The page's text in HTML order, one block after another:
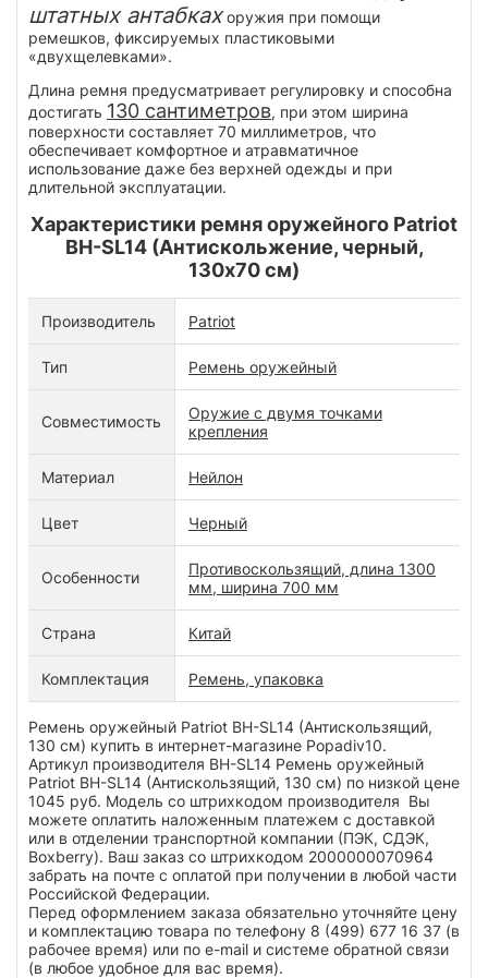
штатных антабкахоружия при помощи
ремешков, фиксируемых пластиковыми
«двухщелевками».
Длина ремня предусматривает регулировку и способна
достигать 130 сантиметров, при этом ширина
поверхности составляет 70 миллиметров, что
обеспечивает комфортное и атравматичное
использование даже без верхней одежды и при
длительной эксплуатации.
Характеристики ремня оружейного Patriot
BH-SL14 (Антискольжение, черный,
130х70 см)
Производитель Patriot
Тип Ремень оружейный
Совместимость
Оружие с двумя точками
крепления
Материал Нейлон
Цвет Черный
Особенности
Противоскользящий, длина 1300
мм, ширина 700 мм
Страна Китай
Комплектация Ремень, упаковка
Ремень оружейный Patriot BH-SL14 (Антискользящий,
130 см) купить в интернет-магазине Popadiv10.
Артикул производителя BH-SL14 Ремень оружейный
Patriot BH-SL14 (Антискользящий, 130 см) по низкой цене
1045 руб. Модель со штрихкодом производителя Вы
можете оплатить наложенным платежем с доставкой
или в отделении транспортной компании (ПЭК, СДЭК,
Boxberry). Ваш заказ со штрихкодом 2000000070964
забрать на почте с оплатой при получении в любой части
Российской Федерации.
Перед оформлением заказа обязательно уточняйте цену
и комплектацию товара по телефону 8 (499) 677 16 37 (в
рабочее время) или по e-mail и системе обратной связи
(в любое удобное для вас время).